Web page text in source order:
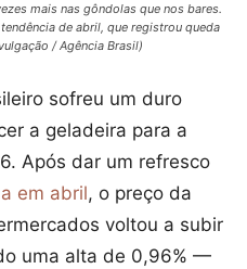
mais nas gôndolas que nos bares.
de abril, que registrou queda
/ Agência Brasil)
sofreu um duro
a geladeira para a
Após dar um refresco
em abril, o preço da
voltou a subir
uma alta de 0,96% —